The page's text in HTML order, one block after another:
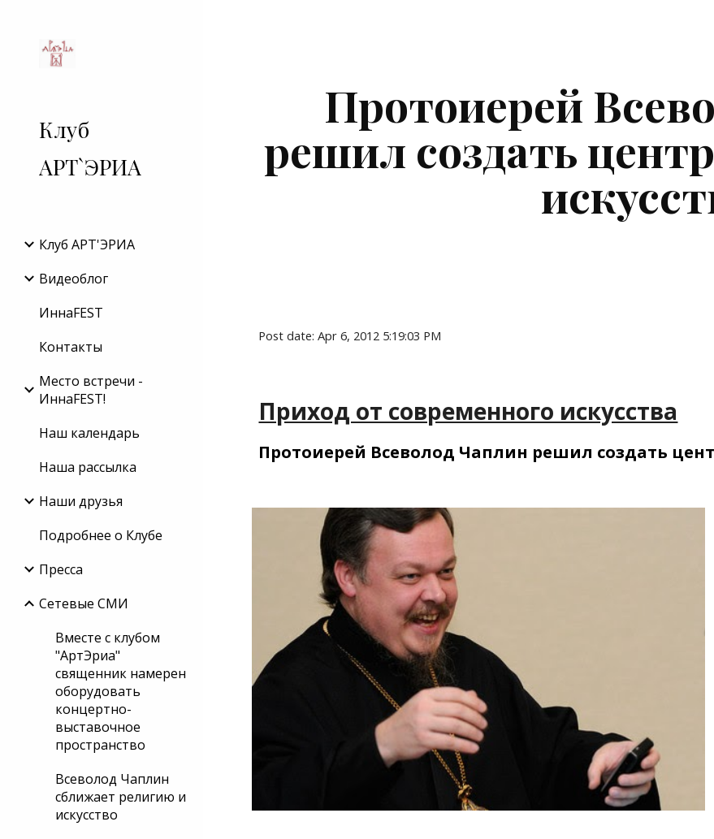
Клуб
АРТ`ЭРИА
Клуб АРТ'ЭРИA
Видеоблог
ИннаFEST
Контакты
Место встречи -
ИннаFEST!
Наш календарь
Наша рассылка
Наши друзья
Подробнее о Клубе
Пресса
Сетевые СМИ
Вместе с клубом
"АртЭриа"
священник намерен
оборудовать
концертно-
выставочное
пространство
Всеволод Чаплин
сближает религию и
искусство
Протоиерей
решил создать
Post date: Apr 6, 2012 5:19:03 PM
Приход от современного искусства
Протоиерей Всеволод Чаплин решил создать